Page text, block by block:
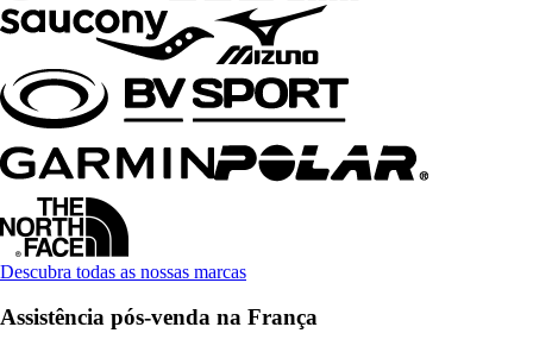
Descubra todas as nossas marcas
Assistência pós-venda na França